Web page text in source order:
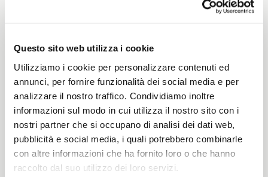
Questo sito web utilizza i cookie
Utilizziamo i cookie per personalizzare contenuti ed
annunci, per fornire funzionalità dei social media e per
analizzare il nostro traffico. Condividiamo inoltre
informazioni sul modo in cui utilizza il nostro sito con i
nostri partner che si occupano di analisi dei dati web,
pubblicità e social media, i quali potrebbero combinarle
con altre informazioni che ha fornito loro o che hanno
raccolto dal suo utilizzo dei loro servizi.
Peso
335 G/MLIN
Altezza